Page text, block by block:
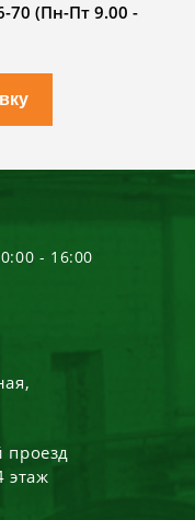
70 (Пн-Пт 9.00 -
- 16:00
проезд
этаж